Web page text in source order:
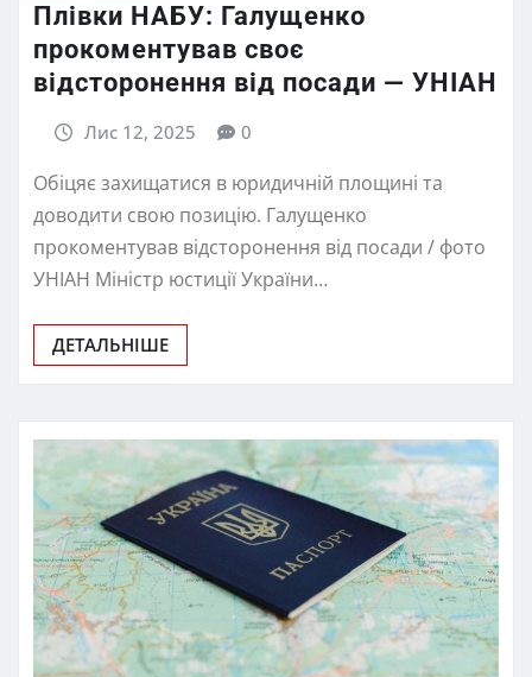
Плівки НАБУ: Галущенко
прокоментував своє
відсторонення від посади — УНІАН
Лис 12, 2025 0
Обіцяє захищатися в юридичній площині та
доводити свою позицію. Галущенко
прокоментував відсторонення від посади / фото
УНІАН Міністр юстиції України…
ДЕТАЛЬНІШЕ